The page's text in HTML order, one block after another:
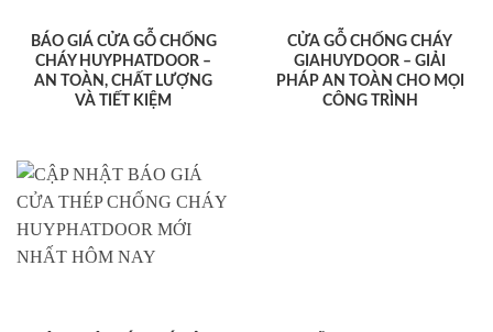
BÁO GIÁ CỬA GỖ CHỐNG
CHÁY HUYPHATDOOR –
AN TOÀN, CHẤT LƯỢNG
VÀ TIẾT KIỆM
CỬA GỖ CHỐNG CHÁY
GIAHUYDOOR – GIẢI
PHÁP AN TOÀN CHO MỌI
CÔNG TRÌNH